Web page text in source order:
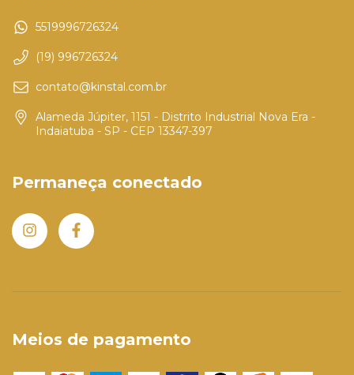
5519996726324
(19) 996726324
contato@kinstal.com.br
Alameda Júpiter, 1151 - Distrito Industrial Nova Era -
Indaiatuba - SP - CEP 13347-397
Permaneça conectado
Meios de pagamento